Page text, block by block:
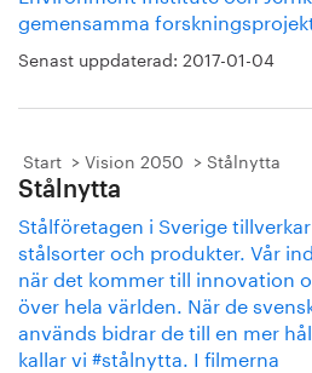
gemensamma
Senast uppdaterad: 2017-01-04
Start Vision 2050 Stålnytta
Stålnytta
Stålföretagen i Sverige
stålsorter och produkter. Vår
när det kommer till innovation
över hela världen. När de
används bidrar de till en mer
kallar vi #stålnytta. I filmerna